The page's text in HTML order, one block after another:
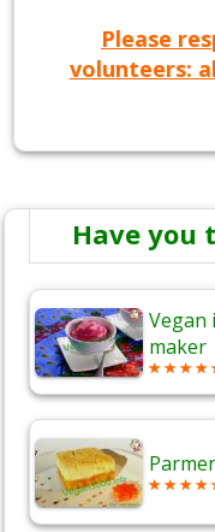
Please
volunteers:
Have you
Vegan
maker